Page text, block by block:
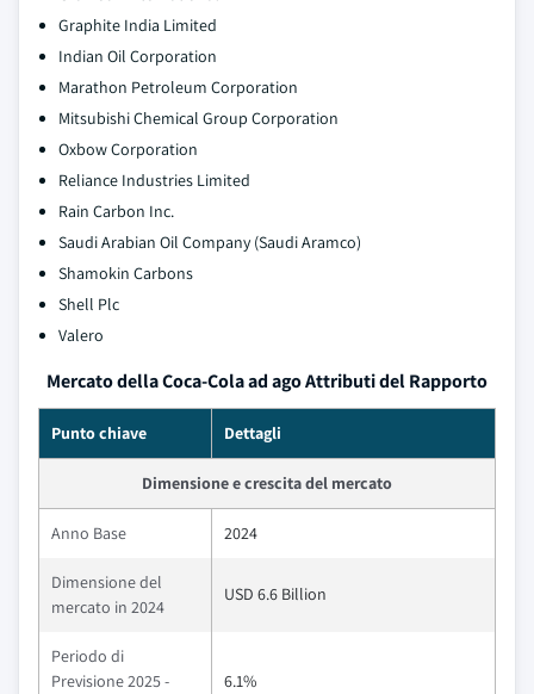
Graphite India Limited
Indian Oil Corporation
Marathon Petroleum Corporation
Mitsubishi Chemical Group Corporation
Oxbow Corporation
Reliance Industries Limited
Rain Carbon Inc.
Saudi Arabian Oil Company (Saudi Aramco)
Shamokin Carbons
Shell Plc
Valero
Mercato della Coca-Cola ad ago Attributi del Rapporto
Punto chiave Dettagli
Dimensione e crescita del mercato
Anno Base 2024
Dimensione del
mercato in 2024
USD 6.6 Billion
Periodo di
Previsione 2025 -
6.1%